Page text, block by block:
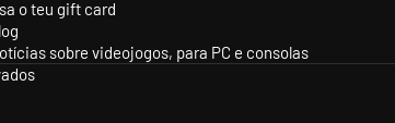
em batalhas com grande mobilidade
para que haja sempre batalhas épicas à tua espera
o teu gift card
sobre videojogos, para PC e consolas